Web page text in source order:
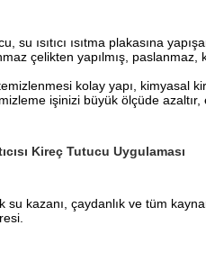
su ısıtıcı ısıtma plakasına
çelikten yapılmış,
kolay yapı, kimyasal
işinizi büyük ölçüde
Kireç Tutucu Uygulaması
su kazanı, çaydanlık ve tüm